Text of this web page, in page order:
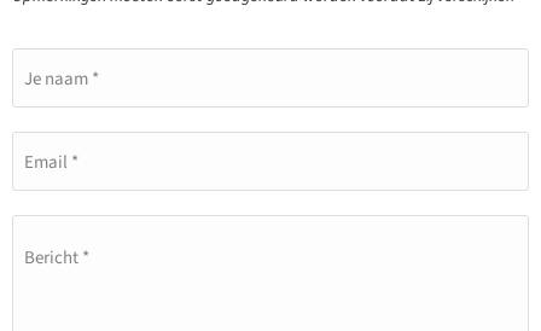
Je naam *
Email *
Bericht *